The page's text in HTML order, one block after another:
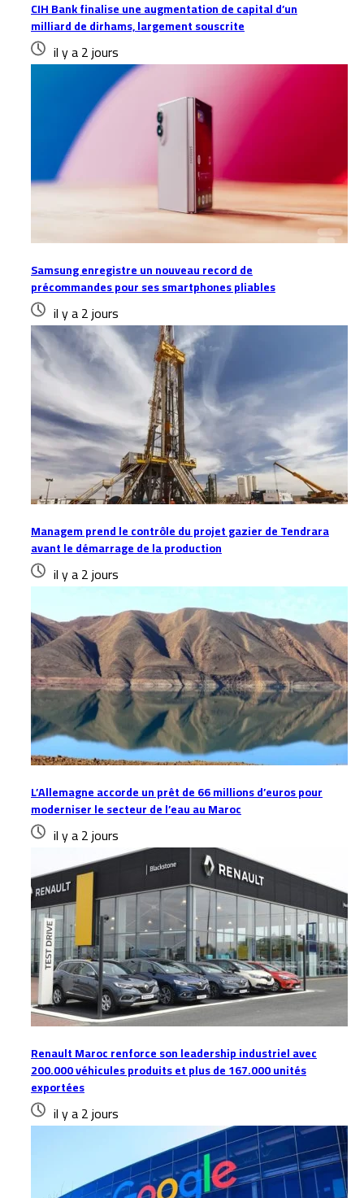
CIH Bank finalise une augmentation de capital d’un
milliard de dirhams, largement souscrite
il y a 2 jours
Samsung enregistre un nouveau record de
précommandes pour ses smartphones pliables
il y a 2 jours
Managem prend le contrôle du projet gazier de Tendrara
avant le démarrage de la production
il y a 2 jours
L’Allemagne accorde un prêt de 66 millions d’euros pour
moderniser le secteur de l’eau au Maroc
il y a 2 jours
Renault Maroc renforce son leadership industriel avec
200.000 véhicules produits et plus de 167.000 unités
exportées
il y a 2 jours